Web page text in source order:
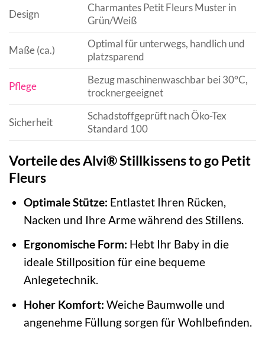
Design
Charmantes Petit Fleurs Muster in
Grün/Weiß
Maße (ca.)
Optimal für unterwegs, handlich und
platzsparend
Pflege
Bezug maschinenwaschbar bei 30°C,
trocknergeeignet
Sicherheit
Schadstoffgeprüft nach Öko-Tex
Standard 100
Vorteile des Alvi® Stillkissens to go Petit
Fleurs
Optimale Stütze: Entlastet Ihren Rücken,
Nacken und Ihre Arme während des Stillens.
Ergonomische Form: Hebt Ihr Baby in die
ideale Stillposition für eine bequeme
Anlegetechnik.
Hoher Komfort: Weiche Baumwolle und
angenehme Füllung sorgen für Wohlbefinden.